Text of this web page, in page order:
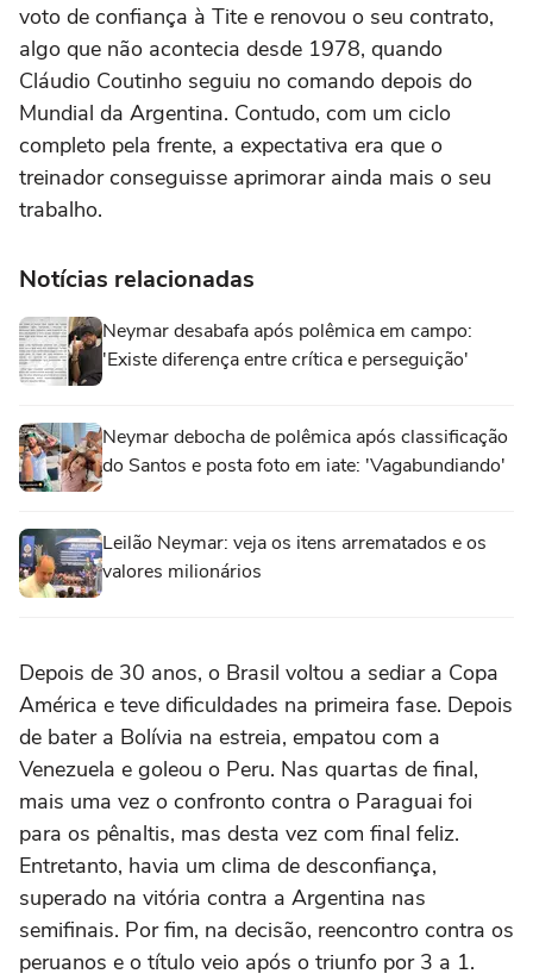
voto de confiança à Tite e renovou o seu contrato,
algo que não acontecia desde 1978, quando
Cláudio Coutinho seguiu no comando depois do
Mundial da Argentina. Contudo, com um ciclo
completo pela frente, a expectativa era que o
treinador conseguisse aprimorar ainda mais o seu
trabalho.
Notícias relacionadas
Neymar desabafa após polêmica em campo:
'Existe diferença entre crítica e perseguição'
Neymar debocha de polêmica após classificação
do Santos e posta foto em iate: 'Vagabundiando'
Leilão Neymar: veja os itens arrematados e os
valores milionários
Depois de 30 anos, o Brasil voltou a sediar a Copa
América e teve dificuldades na primeira fase. Depois
de bater a Bolívia na estreia, empatou com a
Venezuela e goleou o Peru. Nas quartas de final,
mais uma vez o confronto contra o Paraguai foi
para os pênaltis, mas desta vez com final feliz.
Entretanto, havia um clima de desconfiança,
superado na vitória contra a Argentina nas
semifinais. Por fim, na decisão, reencontro contra os
peruanos e o título veio após o triunfo por 3 a 1.